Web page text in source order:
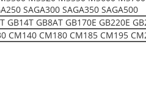
SAGA300 SAGA350 SAGA500
GB14T GB8AT GB170E GB220E
CM140 CM180 CM185 CM195